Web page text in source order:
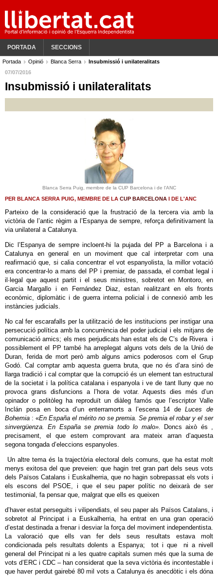
PORTADA SECCIONS
Portada Opinió Blanca Serra
Insubmissió i unilateralitats
07/07/2016
Insubmissió i unilateralitats
Blanca Serra Puig, membre de la CUP Barcelona i de l'ANC
PER BLANCA SERRA PUIG, MEMBRE DE LA CUP BARCELONA I DE L'ANC
Parteixo de la consideració que la frustració de la tercera via amb la
victòria de l’antic règim a l’Espanya de sempre, reforça definitivament la
via unilateral a Catalunya.
Dic l’Espanya de sempre incloent-hi la pujada del PP a Barcelona i a
Catalunya en general en un moviment que cal interpretar com una
reafirmació que, si calia concentrar el vot espanyolista, la millor votació
era concentrar-lo a mans del PP i premiar, de passada, el combat legal i
il·legal que aquest partit i el seus ministres, sobretot en Montoro, en
Garcia Margallo i en Fernández Diaz, estan realitzant en els fronts
econòmic, diplomàtic i de guerra interna policial i de connexió amb les
instàncies judicials.
No cal fer escarafalls per la utilització de les institucions per instigar una
persecució política amb la concurrència del poder judicial i els mitjans de
comunicació amics; els mes perjudicats han estat els de C’s de Rivera i
possiblement el PP també ha arreplegat alguns vots dels de la Unió de
Duran, ferida de mort però amb alguns amics poderosos com el Grup
Godó. Cal comptar amb aquesta guerra bruta, que no és d’ara sinó de
llarga tradició i cal comptar que la corrupció és un element tan estructural
de la societat i la política catalana i espanyola i ve de tant lluny que no
provoca grans disfuncions a l’hora de votar. Aquests dies més d’un
opinador o politòleg ha reproduït un diàleg famós que l’escriptor Valle
Inclán posa en boca d’un enterramorts a l’escena 14 deLuces de
Bohemia : «En España el mérito no se premia. Se premia el robar y el ser
sinvergüenza. En España se premia todo lo malo».
Doncs això és ,
precisament, el que estem comprovant ara mateix arran d’aquesta
segona tongada d’eleccions espanyoles.
Un altre tema és la trajectòria electoral dels comuns, que ha estat molt
menys exitosa del que preveien: que hagin tret gran part dels seus vots
dels Països Catalans i Euskalherria, que no hagin sobrepassat els vots i
els escons del PSOE, i que el seu paper polític no deixarà de ser
testimonial, fa pensar que, malgrat que ells es queixen
d’haver estat perseguits i vilipendiats, el seu paper als Països Catalans, i
sobretot al Principat i a Euskalherria, ha entrat en una gran operació
d’estat destinada a frenar i desviar la força del moviment independentista.
La valoració que ells van fer dels seus resultats estava molt
condicionada pels resultats dolents a Espanya; tot i que ni a nivell
general del Principat ni a les quatre capitals sumen més que la suma de
vots d’ERC i CDC – han considerat que la seva victòria és incontestable i
que haver perdut gairebé 80 mil vots a Catalunya és anecdòtic i els dóna